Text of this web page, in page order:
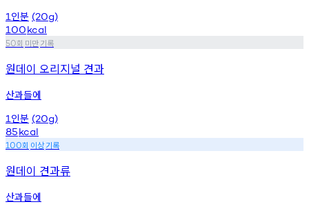
1 인분 (20g)
100kcal
50회 미만기록
원데이 오리지널 견과
산과들에
1 인분 (20g)
85kcal
100회 이상기록
원데이 견과류
산과들에